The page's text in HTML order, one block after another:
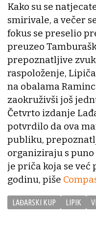
Kako su se
smirivale, a večer
fokus se preselio
preuzeo
prepoznatljive
raspoloženje,
na obalama
zaokruživši još
Četvrto izdanje
potvrdilo da ova
publiku,
organiziraju s
je priča koja se već
godinu, piše
LAĐARSKI KUP LIPIK